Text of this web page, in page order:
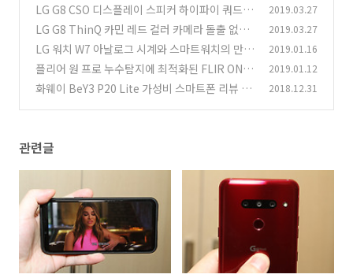
LG G8 CSO 디스플레이 스피커 하이파이 쿼드 D
AC DTS:X 후기
(5)
2019.03.27
LG G8 ThinQ 카민 레드 컬러 카메라 돌출 없고
리비서홀 없는 세련된 디자인 (2)
2019.03.27
LG 워치 W7 아날로그 시계와 스마트워치의 만남
성능 배터리 (0)
2019.01.16
플리어 원 프로 누수탐지에 최적화된 FLIR ONE
PRO
(0)
2019.01.12
화웨이 BeY3 P20 Lite 가성비 스마트폰 리뷰 후
2018.12.31
관련글